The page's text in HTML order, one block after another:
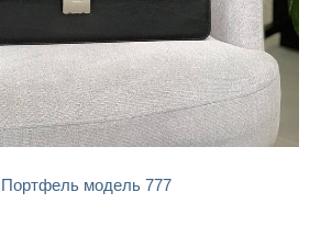
Портфель модель 777